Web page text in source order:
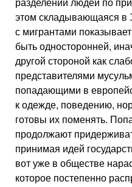
этом складывающаяся в
с мигрантами
быть односторонней,
другой стороной как
представителями
попадающими в
к одежде, поведению,
готовы их поменять.
продолжают
принимая идей
вот уже в обществе
которое постепенно